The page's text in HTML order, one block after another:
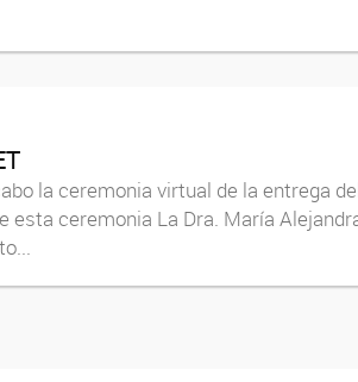
la ceremonia virtual de la entrega
esta ceremonia La Dra. María